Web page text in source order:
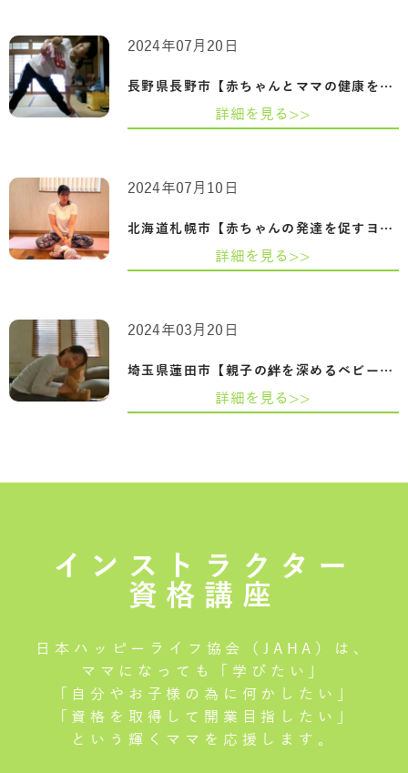
長野県長野市【赤ちゃんとママの健康を守…
2024年07月20日
詳細を見る>>
北海道札幌市【赤ちゃんの発達を促すヨガ…
2024年07月10日
詳細を見る>>
埼玉県蓮田市【親子の絆を深めるベビーヨ…
2024年03月20日
詳細を見る>>
インストラクター
資格講座
日本ハッピーライフ協会（JAHA）は、
ママになっても「学びたい」
「自分やお子様の為に何かしたい」
「資格を取得して開業目指したい」
という輝くママを応援します。